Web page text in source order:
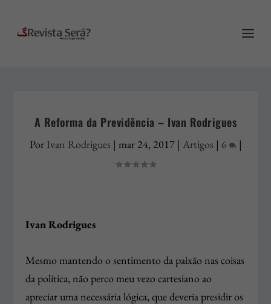
A Reforma da Previdência – Ivan Rodrigues
Por Ivan Rodrigues | mar 24, 2017| Artigos | 6 |
Ivan Rodrigues
Mesmo mantendo o sentimento da paixão nas coisas
da política, não perco meu vezo cartesiano ao
apreciar uma necessária lógica, que deveria presidir os